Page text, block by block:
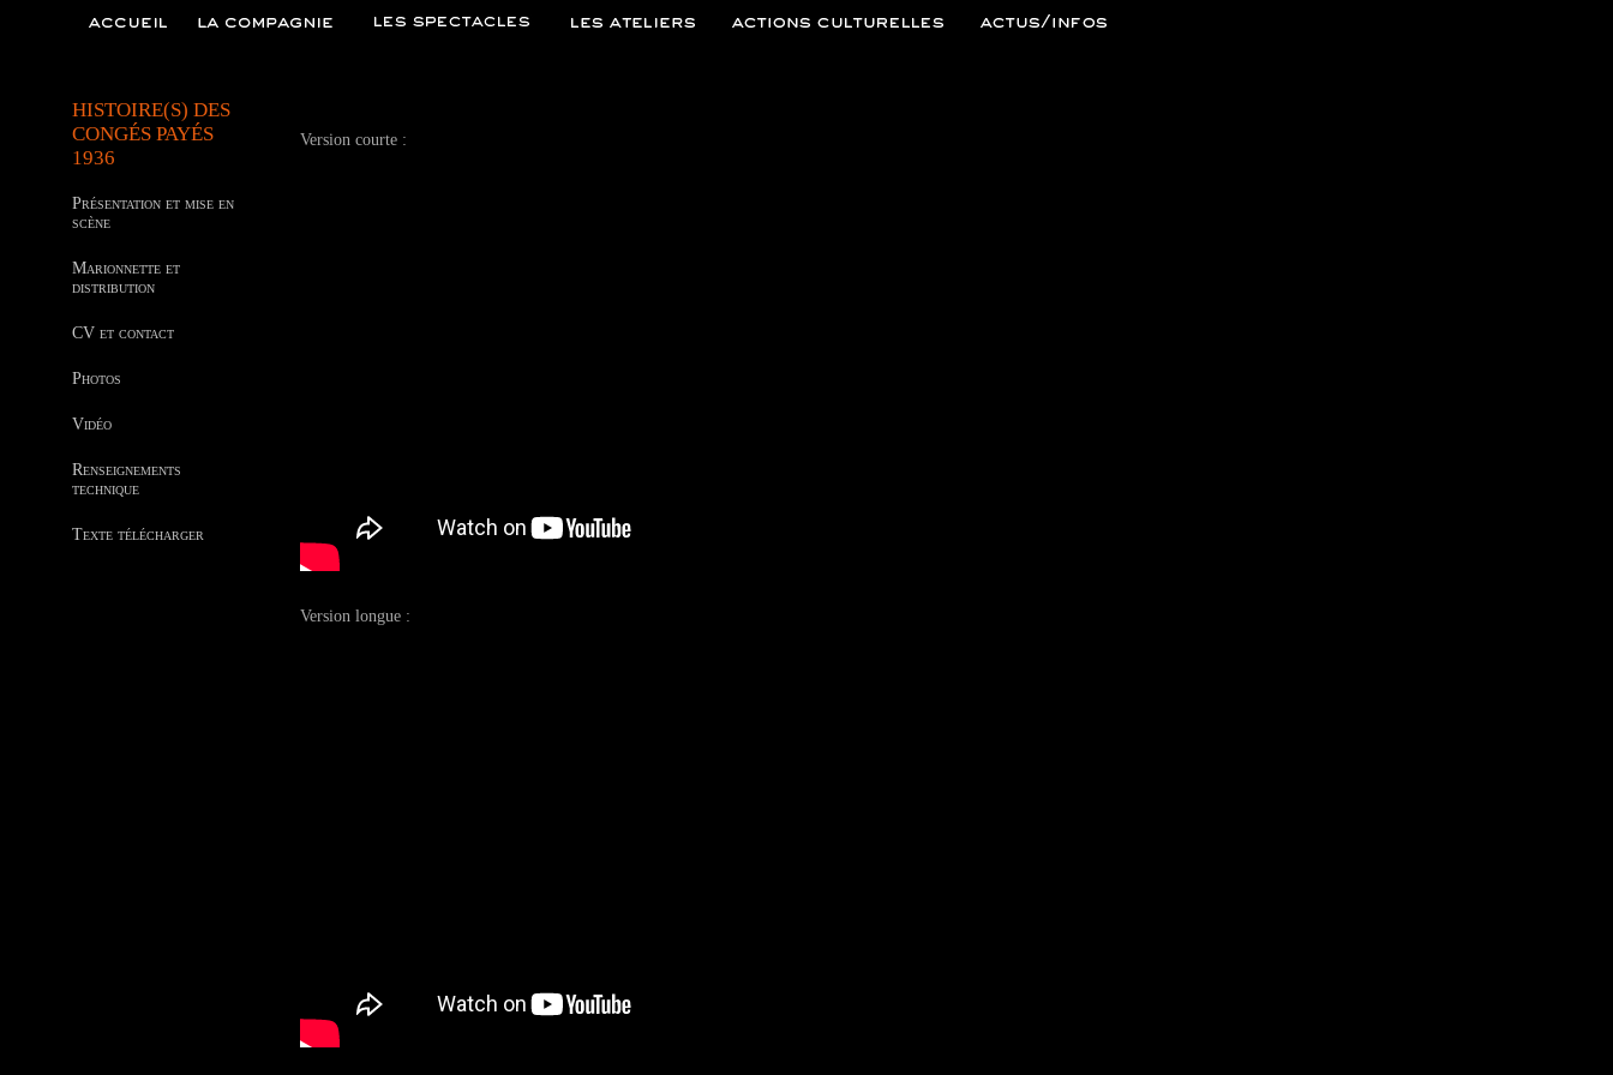
HISTOIRE(S) DES
CONGÉS PAYÉS
1936
Présentation et mise en
scène
Marionnette et
distribution
CV et contact
Photos
Vidéo
Renseignements
technique
Texte télécharger
Version courte :
Version longue :